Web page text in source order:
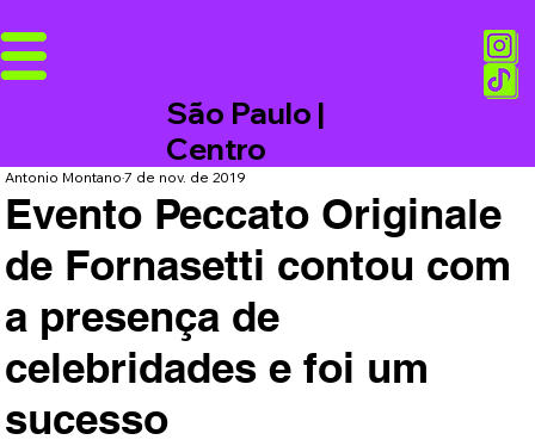
São Paulo |
Centro
Evento Peccato Originale
de Fornasetti contou com
a presença de
celebridades e foi um
sucesso
Antonio Montano7 de nov. de 2019